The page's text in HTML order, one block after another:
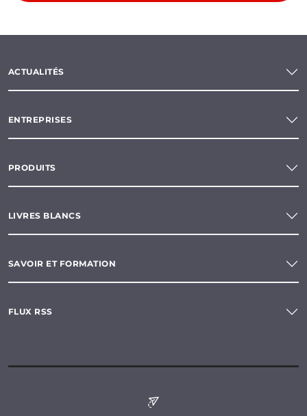
ACTUALITÉS
ENTREPRISES
PRODUITS
LIVRES BLANCS
SAVOIR ET FORMATION
FLUX RSS